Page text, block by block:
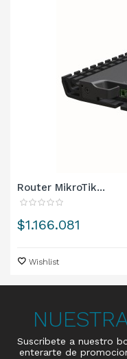
Router MikroTik...
Precio
$1.166.081
Wishlist
Suscribete a nuestro
enterarte de